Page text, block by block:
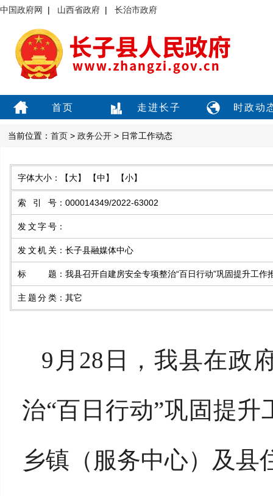
中国政府网 | 山西省政府 | 长治市政府
首页 走进长子 时政动
当前位置： 首页 > 政务公开 > 日常工作动态
字体大小： 【大】 【中】 【小】
索引号 ： 000014349/2022-63002
发文字号 ：
发文机关 ： 长子县融媒体中心
标题 ： 我县召开自建房安全专项整治“百日行动”巩固提升工作
主题分类 ： 其它
9月28日，我县在政
治“百日行动”巩固提
乡镇（服务中心）及县